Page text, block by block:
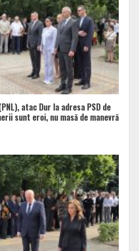
atac Dur la adresa PSD de
sunt eroi, nu masă de manevră